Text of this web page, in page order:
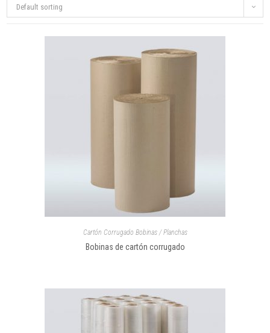
Default sorting
Cartón Corrugado Bobinas / Planchas
Bobinas de cartón corrugado